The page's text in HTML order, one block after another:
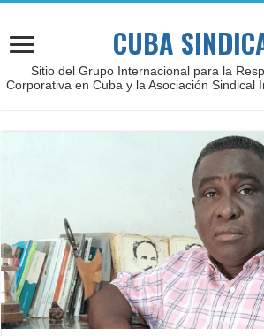
CUBA
Sitio del Grupo Internacional para la
Corporativa en Cuba y la Asociación Sindical